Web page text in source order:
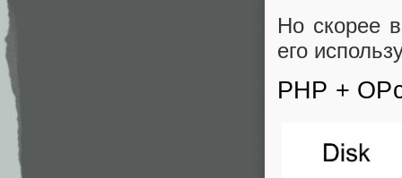
Но скорее
его
PHP +